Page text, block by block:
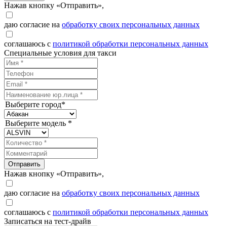
Нажав кнопку «Отправить»,
даю согласие на обработку своих персональных данных
соглашаюсь с политикой обработки персональных данных
Специальные условия для такси
Выберите город*
Выберите модель *
Отправить
Нажав кнопку «Отправить»,
даю согласие на обработку своих персональных данных
соглашаюсь с политикой обработки персональных данных
Записаться на тест-драйв